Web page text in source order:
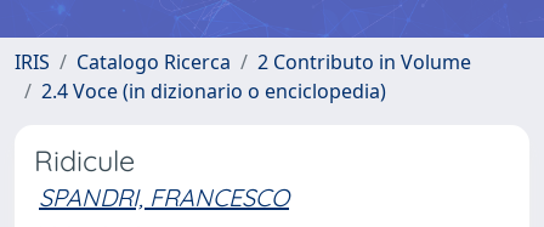
IRIS Catalogo Ricerca
2 Contributo in Volume
2.4 Voce (in dizionario o enciclopedia)
Ridicule
SPANDRI, FRANCESCO